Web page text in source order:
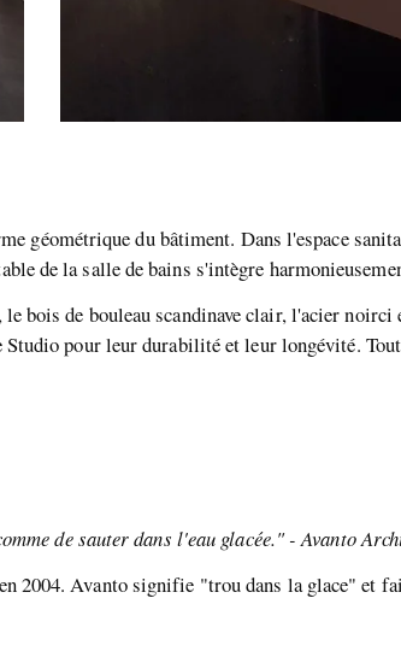
géométrique du bâtiment. Dans l'espace
de la salle de bains s'intègre
bois de bouleau scandinave clair, l'acier noirci
pour leur durabilité et leur longévité.
de sauter dans l'eau glacée." - Avanto
2004. Avanto signifie "trou dans la glace" et